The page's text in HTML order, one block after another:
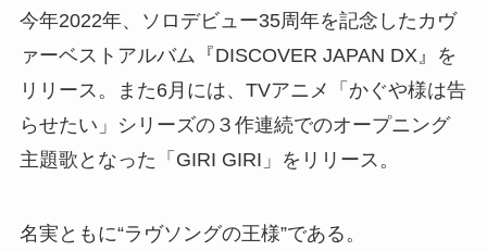
今年2022年、ソロデビュー35周年を記念したカヴ
ァーベストアルバム『DISCOVER JAPAN DX』を
リリース。また6月には、TVアニメ「かぐや様は告
らせたい」シリーズの３作連続でのオープニング
主題歌となった「GIRI GIRI」をリリース。
名実ともに“ラヴソングの王様”である。